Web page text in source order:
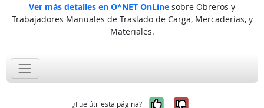
Ver más detalles en O*NET OnLine sobre Obreros y
Trabajadores Manuales de Traslado de Carga, Mercaderías, y
Materiales.
¿Fue útil esta página? Sí, fue útil
No, no fue